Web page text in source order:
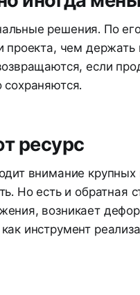
решения. По
чем держать
если
ресурс
внимание крупных
Но есть и обратная
возникает
инструмент